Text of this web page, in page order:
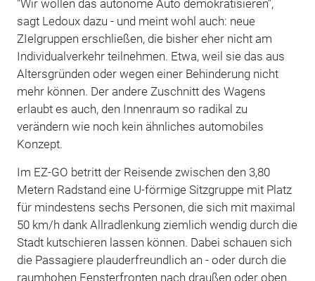
"Wir wollen das autonome Auto demokratisieren",
sagt Ledoux dazu - und meint wohl auch: neue
ZIelgruppen erschließen, die bisher eher nicht am
Individualverkehr teilnehmen. Etwa, weil sie das aus
Altersgründen oder wegen einer Behinderung nicht
mehr können. Der andere Zuschnitt des Wagens
erlaubt es auch, den Innenraum so radikal zu
verändern wie noch kein ähnliches automobiles
Konzept.
Im EZ-GO betritt der Reisende zwischen den 3,80
Metern Radstand eine U-förmige Sitzgruppe mit Platz
für mindestens sechs Personen, die sich mit maximal
50 km/h dank Allradlenkung ziemlich wendig durch die
Stadt kutschieren lassen können. Dabei schauen sich
die Passagiere plauderfreundlich an - oder durch die
raumhohen Fensterfronten nach draußen oder oben.